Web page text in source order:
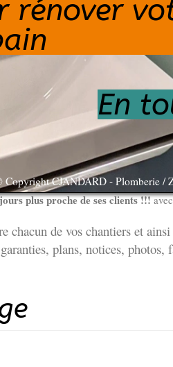
Copyright CJANDARD - Plomberie /
rénover
En
plus proche de ses clients !!!
chacun de vos chantiers et
plans, notices, photos,